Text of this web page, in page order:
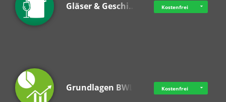
Gläser & Geschi… Kostenfrei
Grundlagen BWL Kostenfrei